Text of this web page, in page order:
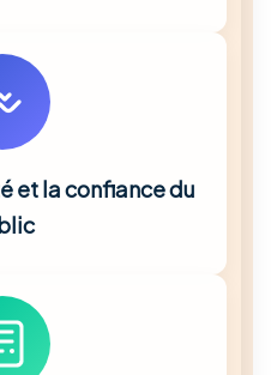
et la confiance du